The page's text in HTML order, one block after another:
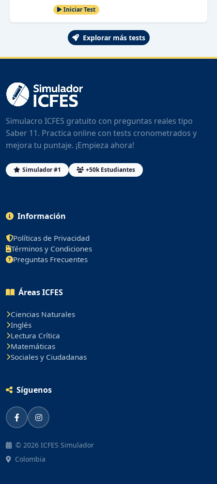
Iniciar Test
Explorar más tests
Simulacro ICFES gratuito con preguntas reales tipo
Saber 11. Practica online con tests cronometrados y
mejora tu puntaje. ¡Empieza ahora!
Simulador #1 +50k Estudiantes
Información
Políticas de Privacidad
Términos y Condiciones
Preguntas Frecuentes
Áreas ICFES
Ciencias Naturales
Inglés
Lectura Crítica
Matemáticas
Sociales y Ciudadanas
Síguenos
© 2026 ICFES Simulador
Colombia